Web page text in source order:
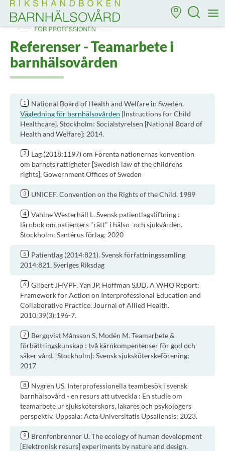
Till startsidan för Rikshandboken i barnhälsovård
Referenser - Teamarbete i
barnhälsovården
National Board of Health and Welfare in Sweden.
Vägledning för barnhälsovården [Instructions for Child
Healthcare]. Stockholm: Socialstyrelsen [National Board of
Health and Welfare]; 2014.
Lag (2018:1197) om Förenta nationernas konvention
om barnets rättigheter [Swedish law of the childrens
rights], Gowernment Offices of Sweden
UNICEF. Convention on the Rights of the Child. 1989
Vahlne Westerhäll L. Svensk patientlagstiftning :
lärobok om patienters "rätt" i hälso- och sjukvården.
Stockholm: Santérus förlag; 2020
Patientlag (2014:821). Svensk författningssamling
2014:821, Sveriges Riksdag
Gilbert JHVPF, Yan JP, Hoffman SJJD. A WHO Report:
Framework for Action on Interprofessional Education and
Collaborative Practice. Journal of Allied Health.
2010;39(3):196-7.
Bergqvist Månsson S, Modén M. Teamarbete &
förbättringskunskap : två kärnkompentenser för god och
säker vård. [Stockholm]: Svensk sjuksköterskeförening;
2017
Nygren US. Interprofessionella teambesök i svensk
barnhälsovård - en resurs att utveckla : En studie om
teamarbete ur sjuksköterskors, läkares och psykologers
perspektiv. Uppsala: Acta Universitatis Upsaliensis; 2023.
Bronfenbrenner U. The ecology of human development
[Elektronisk resurs] experiments by nature and design.